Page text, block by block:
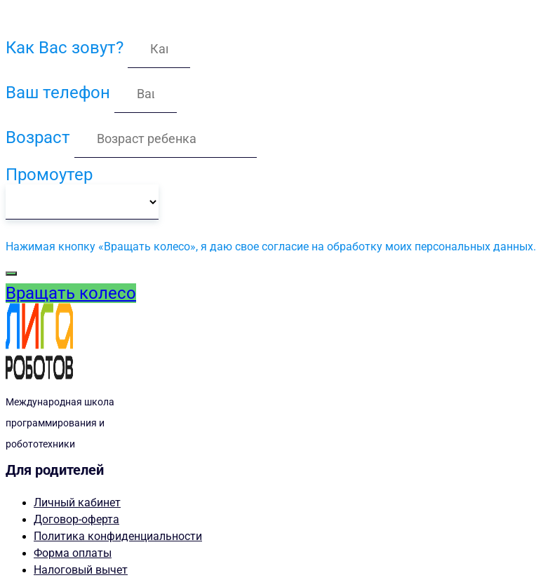
Как Вас зовут?
Ваш телефон
Возраст
Промоутер
Нажимая кнопку «Вращать колесо», я даю свое согласие на обработку моих персональных данных.
Вращать колесо
Международная школа
программирования и
робототехники
Для родителей
Личный кабинет
Договор-оферта
Политика конфиденциальности
Форма оплаты
Налоговый вычет